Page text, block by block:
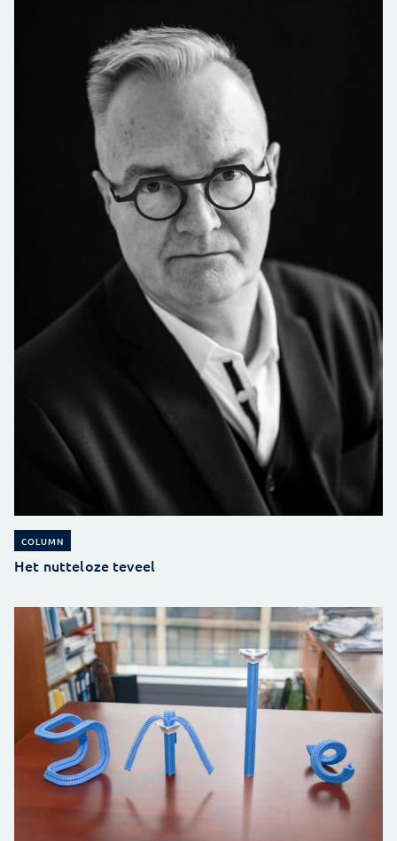
COLUMN
Het nutteloze teveel